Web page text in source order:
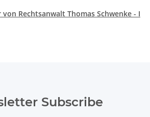
Rechtsanwalt Thomas Schwenke - I
Subscribe